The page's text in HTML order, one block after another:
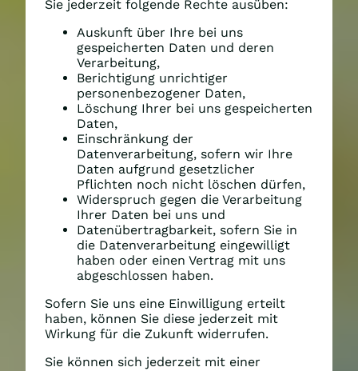
Sie jederzeit folgende Rechte ausüben:
Auskunft über Ihre bei uns
gespeicherten Daten und deren
Verarbeitung,
Berichtigung unrichtiger
personenbezogener Daten,
Löschung Ihrer bei uns gespeicherten
Daten,
Einschränkung der
Datenverarbeitung, sofern wir Ihre
Daten aufgrund gesetzlicher
Pflichten noch nicht löschen dürfen,
Widerspruch gegen die Verarbeitung
Ihrer Daten bei uns und
Datenübertragbarkeit, sofern Sie in
die Datenverarbeitung eingewilligt
haben oder einen Vertrag mit uns
abgeschlossen haben.
Sofern Sie uns eine Einwilligung erteilt
haben, können Sie diese jederzeit mit
Wirkung für die Zukunft widerrufen.
Sie können sich jederzeit mit einer